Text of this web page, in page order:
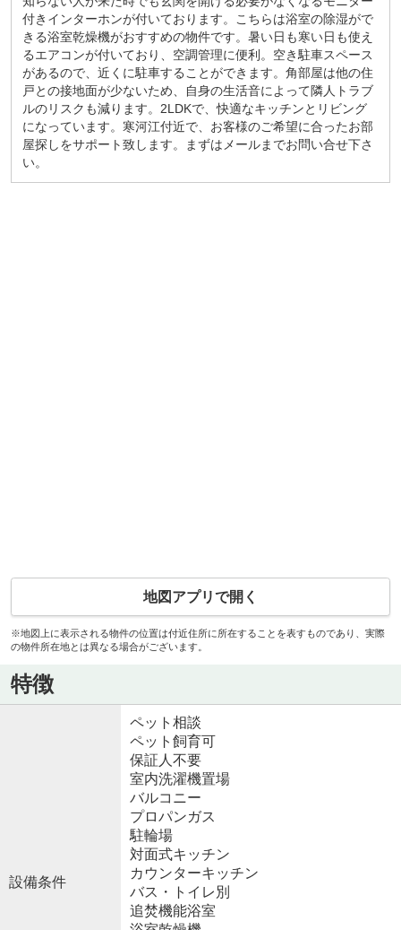
付きインターホンが付いております。こちらは浴室の除湿がで
きる浴室乾燥機がおすすめの物件です。暑い日も寒い日も使え
るエアコンが付いており、空調管理に便利。空き駐車スペース
があるので、近くに駐車することができます。角部屋は他の住
戸との接地面が少ないため、自身の生活音によって隣人トラブ
ルのリスクも減ります。2LDKで、快適なキッチンとリビング
になっています。寒河江付近で、お客様のご希望に合ったお部
屋探しをサポート致します。まずはメールまでお問い合せ下さ
い。
地図アプリで開く
※地図上に表示される物件の位置は付近住所に所在することを表すものであり、実際
の物件所在地とは異なる場合がございます。
特徴
設備条件
ペット相談
ペット飼育可
保証人不要
室内洗濯機置場
バルコニー
プロパンガス
駐輪場
対面式キッチン
カウンターキッチン
バス・トイレ別
追焚機能浴室